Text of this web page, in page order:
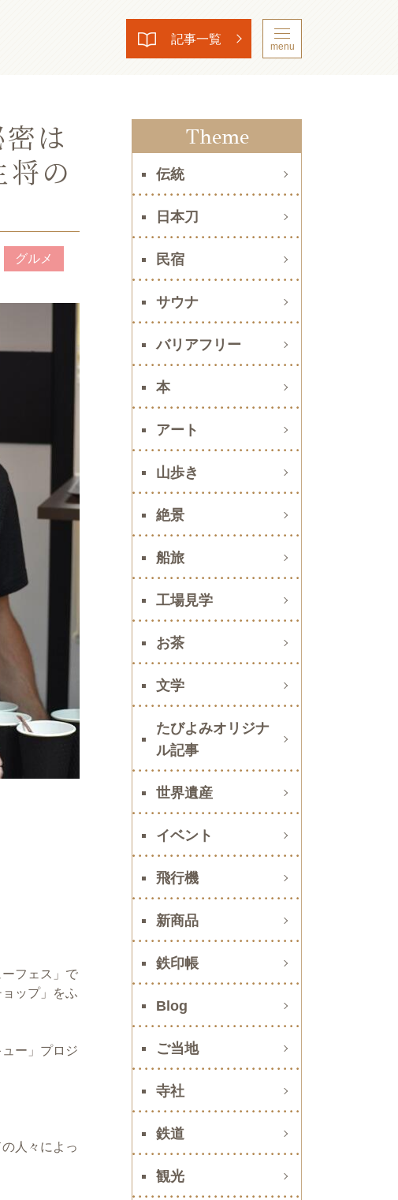
記事一覧
menu
は
の
グルメ
フェス」で
ップ」をふ
ー」プロジ
人々によっ
Theme
伝統
日本刀
民宿
サウナ
バリアフリー
本
アート
山歩き
絶景
船旅
工場見学
お茶
文学
たびよみオリジナ
ル記事
世界遺産
イベント
飛行機
新商品
鉄印帳
Blog
ご当地
寺社
鉄道
観光